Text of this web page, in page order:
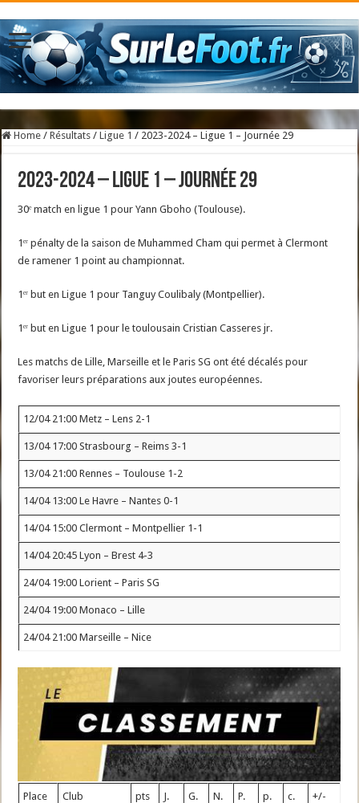
Home / Résultats / Ligue 1 / 2023-2024 – Ligue 1 – Journée 29
2023-2024 – Ligue 1 – Journée 29
30ᵉ match en ligue 1 pour Yann Gboho (Toulouse).
1ᵉʳ pénalty de la saison de Muhammed Cham qui permet à Clermont
de ramener 1 point au championnat.
1ᵉʳ but en Ligue 1 pour Tanguy Coulibaly (Montpellier).
1ᵉʳ but en Ligue 1 pour le toulousain Cristian Casseres jr.
Les matchs de Lille, Marseille et le Paris SG ont été décalés pour
favoriser leurs préparations aux joutes européennes.
12/04 21:00 Metz – Lens 2-1
13/04 17:00 Strasbourg – Reims 3-1
13/04 21:00 Rennes – Toulouse 1-2
14/04 13:00 Le Havre – Nantes 0-1
14/04 15:00 Clermont – Montpellier 1-1
14/04 20:45 Lyon – Brest 4-3
24/04 19:00 Lorient – Paris SG
24/04 19:00 Monaco – Lille
24/04 21:00 Marseille – Nice
Place Club pts J. G. N. P. p. c. +/-